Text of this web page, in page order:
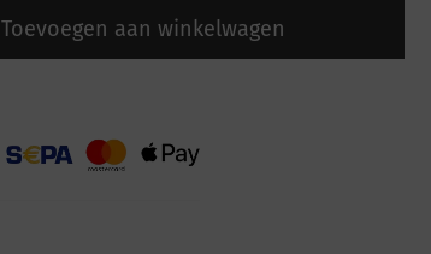
Toevoegen aan winkelwagen